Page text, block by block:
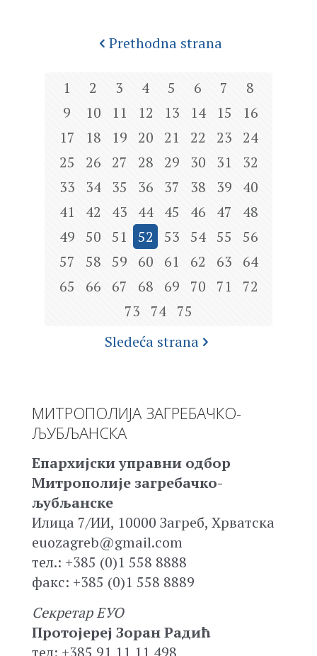
Prethodna strana
1 2 3 4 5 6 7
8
9
10 11 12 13 14 15
16
17
18 19 20 21 22 23
24
25
26 27 28 29 30 31
32
33
34 35 36 37 38 39
40
41
42 43 44 45 46 47
48
49
50 51 52 53 54 55
56
57
58 59 60 61 62 63
64
65
66 67 68 69 70 71
72
73
74 75
Sledeća strana
МИТРОПОЛИЈА ЗАГРЕБАЧКО-
ЉУБЉАНСКА
Епархијски управни одбор
Митрополије загребачко-
љубљанске
Илица 7/ИИ, 10000 Загреб, Хрватска
euozagreb@gmail.com
тел.: +385 (0)1 558 8888
факс: +385 (0)1 558 8889
Секретар ЕУО
Протојереј Зоран Радић